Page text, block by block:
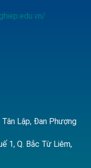
Lập, Đan Phượng
1, Q. Bắc Từ Liêm,